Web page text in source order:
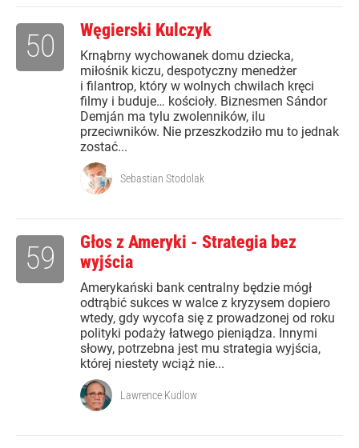
Węgierski Kulczyk
Krnąbrny wychowanek domu dziecka,
miłośnik kiczu, despotyczny menedżer
i filantrop, który w wolnych chwilach kręci
filmy i buduje… kościoły. Biznesmen Sándor
Demján ma tylu zwolenników, ilu
przeciwników. Nie przeszkodziło mu to jednak
zostać...
50
Sebastian Stodolak
Głos z Ameryki - Strategia bez
wyjścia
Amerykański bank centralny będzie mógł
odtrąbić sukces w walce z kryzysem dopiero
wtedy, gdy wycofa się z prowadzonej od roku
polityki podaży łatwego pieniądza. Innymi
słowy, potrzebna jest mu strategia wyjścia,
której niestety wciąż nie...
59
Lawrence Kudlow